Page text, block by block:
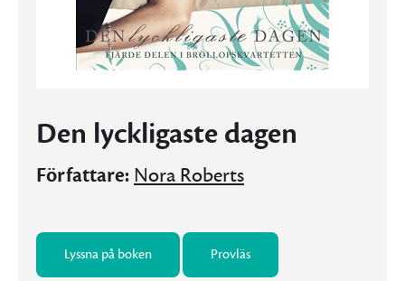
Den lyckligaste dagen
Författare: Nora Roberts
Lyssna på boken Provläs